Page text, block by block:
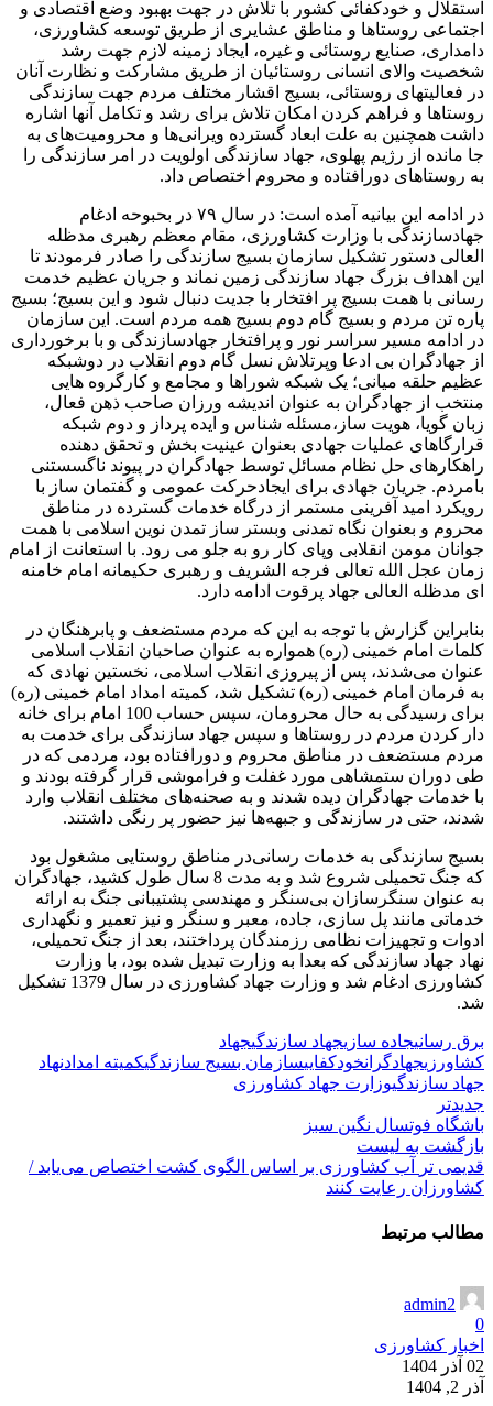
استقلال و خودکفائی کشور با تلاش در جهت بهبود وضع اقتصادی و
اجتماعی روستاها و مناطق عشایری از طریق توسعه کشاورزی،
دامداری، صنایع روستائی و غیره، ایجاد زمینه لازم جهت رشد
شخصیت والای انسانی روستائیان از طریق مشارکت و نظارت آنان
در فعالیتهای روستائی، بسیج اقشار مختلف مردم جهت سازندگی
روستاها و فراهم کردن امکان تلاش برای رشد و تکامل آنها اشاره
داشت همچنین به علت ابعاد گسترده ویرانی‌ها و محرومیت‌های به
جا مانده از رژیم پهلوی، جهاد سازندگی اولویت در امر سازندگی را
به روستاهای دورافتاده و محروم اختصاص داد.
در ادامه این بیانیه آمده است: در سال ۷۹ در بحبوحه ادغام
جهادسازندگی با وزارت کشاورزی، مقام معظم رهبری مدظله
العالی دستور تشکیل سازمان بسیج سازندگی را صادر فرمودند تا
این اهداف بزرگ جهاد سازندگی زمین نماند و جریان عظیم خدمت
رسانی با همت بسیج پر افتخار با جدیت دنبال شود و این بسیج؛ بسیج
پاره تن مردم و بسیج گام دوم بسیج همه مردم است. این سازمان
در ادامه مسیر سراسر نور و پرافتخار جهادسازندگی و با برخورداری
از جهادگران بی ادعا وپرتلاش نسل گام دوم انقلاب در دوشبکه
عظیم حلقه میانی؛ یک شبکه شوراها و مجامع و کارگروه هایی
منتخب از جهادگران به عنوان اندیشه ورزان صاحب ذهن فعال،
زبان گویا، هویت ساز،مسئله شناس و ایده پرداز و دوم شبکه
قرارگاهای عملیات جهادی بعنوان عینیت بخش و تحقق دهنده
راهکارهای حل نظام مسائل توسط جهادگران در پیوند ناگسستنی
بامردم. جریان جهادی برای ایجادحرکت عمومی و گفتمان ساز با
رویکرد امید آفرینی مستمر از درگاه خدمات گسترده در مناطق
محروم و بعنوان نگاه تمدنی وبستر ساز تمدن نوین اسلامی با همت
جوانان مومن انقلابی وپای کار رو به جلو می رود. با استعانت از امام
زمان عجل الله تعالی فرجه الشریف و رهبری حکیمانه امام خامنه
ای مدظله العالی جهاد پرقوت ادامه دارد.
بنابراین گزارش با توجه به این که مردم مستضعف و پابرهنگان در
کلمات امام خمینی (ره) همواره به عنوان صاحبان انقلاب اسلامی
عنوان می‌شدند، پس از پیروزی انقلاب اسلامی، نخستین نهادی که
به فرمان امام خمینی (ره) تشکیل شد،‌ کمیته امداد امام خمینی (ره)
برای رسیدگی به حال محرومان،‌ سپس حساب 100 امام برای خانه
دار کردن مردم در روستاها و سپس جهاد سازندگی برای خدمت به
مردم مستضعف در مناطق محروم و دورافتاده بود، مردمی که در
طی دوران ستمشاهی مورد غفلت و فراموشی قرار گرفته بودند و
با خدمات جهادگران دیده شدند و به صحنه‌های مختلف انقلاب وارد
شدند،‌ حتی در سازندگی و جبهه‌ها نیز حضور پر رنگی داشتند.
بسیج سازندگی به خدمات رسانی‌در مناطق روستایی مشغول بود
که جنگ تحمیلی شروع شد و به مدت 8 سال طول کشید، جهادگران
به عنوان سنگرسازان بی‌سنگر و مهندسی پشتیبانی جنگ به ارائه
خدماتی مانند پل سازی، جاده،‌ معبر و سنگر و نیز تعمیر و نگهداری
ادوات و تجهیزات نظامی رزمندگان پرداختند، بعد از جنگ تحمیلی،
نهاد جهاد سازندگی که بعدا به وزارت تبدیل شده بود، با وزارت
کشاورزی ادغام شد و وزارت جهاد کشاورزی در سال 1379 تشکیل
شد.
برق رسانیجاده سازیجهاد سازندگیجهاد
کشاورزیجهادگرانخودکفاییسازمان بسیج سازندگیکمیته امدادنهاد
جهاد سازندگیوزارت جهاد کشاورزی
جدیدتر
باشگاه فوتسال نگین سبز
بازگشت به لیست
قدیمی تر
آب کشاورزی بر اساس الگوی کشت اختصاص می‌یابد /
کشاورزان رعایت کنند
مطالب مرتبط
admin2
0
اخبار کشاورزی
02 آذر 1404
آذر 2, 1404